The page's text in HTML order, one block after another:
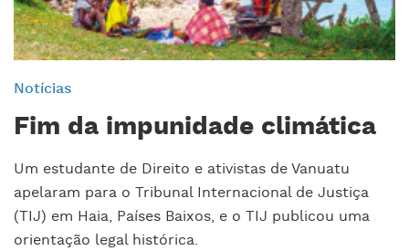
Notícias
Fim da impunidade climática
Um estudante de Direito e ativistas de Vanuatu
apelaram para o Tribunal Internacional de Justiça
(TIJ) em Haia, Países Baixos, e o TIJ publicou uma
orientação legal histórica.